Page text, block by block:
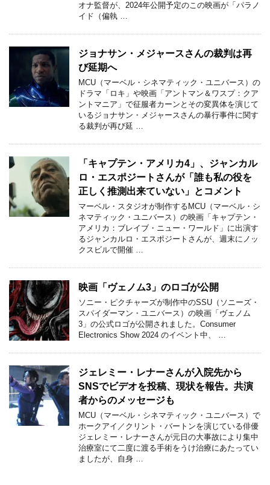
オナ監督が、2024年公開予定のこの映画が「パラノ
イド（偏執 …
ジョナサン・メジャースさんの裁判は再
び延期へ
MCU（マーベル・シネマティック・ユニバース）の
ドラマ「ロキ」や映画「アントマン＆ワスプ：クア
ントマニア」で征服者カーンとその変異体を演じて
いるジョナサン・メジャースさんの暴行事件に関す
る裁判が再び延 …
「キャプテン・アメリカ4」、ジャンカル
ロ・エスポジートさんが「誰も私の役を
正しく推測出来ていない」とコメント
マーベル・スタジオが制作するMCU（マーベル・シ
ネマティック・ユニバース）の映画「キャプテン・
アメリカ：ブレイブ・ニュー・ワールド」に出演す
るジャンカルロ・エスポジートさんが、週末にノッ
クスビルで開催 …
映画「ヴェノム3」のロゴが公開
ソニー・ピクチャーズが制作中のSSU（ソニーズ・
スパイダーマン・ユニバース）の映画「ヴェノム
3」の公式ロゴが公開されました。Consumer
Electronics Show 2024 のイベント中、 …
ジェレミー・レナーさんが入院先から
SNSでビデオを投稿、現状を報告。共演
者からのメッセージも
MCU（マーベル・シネマティック・ユニバース）で
ホークアイ／クリント・バートンを演じている俳優
ジェレミー・レナーさんが元日の大事故により集中
治療室にて二度に渡る手術をうけ治療にあたってい
ましたが、自身 …